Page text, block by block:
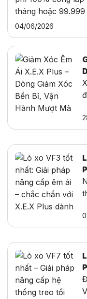
tháng hoặc 99.999
04/06/2026